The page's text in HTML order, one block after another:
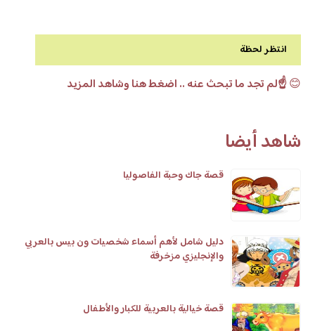
انتظر لحظة
😊☝️لم تجد ما تبحث عنه .. اضغط هنا وشاهد المزيد
شاهد أيضا
قصة جاك وحبة الفاصوليا
دليل شامل لأهم أسماء شخصيات ون بيس بالعربي
والإنجليزي مزخرفة
قصة خيالية بالعربية للكبار والأطفال